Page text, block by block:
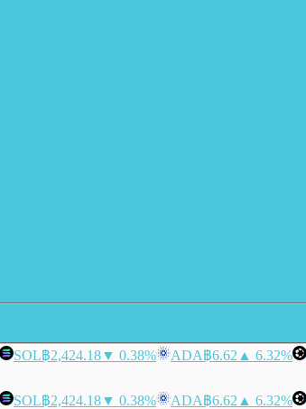
SOL฿2,424.18▼ 0.38% ADA฿6.62 ▲ 6.32%
SOL฿2,424.18▼ 0.38% ADA฿6.62 ▲ 6.32%